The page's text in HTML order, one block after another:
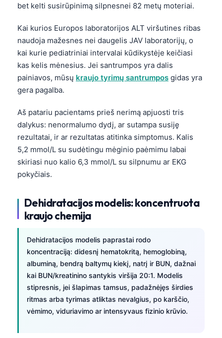
bet kelti susirūpinimą silpnesnei 82 metų moteriai.
Kai kurios Europos laboratorijos ALT viršutines ribas
naudoja mažesnes nei daugelis JAV laboratorijų, o
kai kurie pediatriniai intervalai kūdikystėje keičiasi
kas kelis mėnesius. Jei santrumpos yra dalis
painiavos, mūsų kraujo tyrimų santrumpos gidas yra
gera pagalba.
Aš patariu pacientams prieš nerimą apjuosti tris
dalykus: nenormalumo dydį, ar sutampa susiję
rezultatai, ir ar rezultatas atitinka simptomus. Kalis
5,2 mmol/L su sudėtingu mėginio paėmimu labai
skiriasi nuo kalio 6,3 mmol/L su silpnumu ar EKG
pokyčiais.
Dehidratacijos modelis: koncentruota
kraujo chemija
Dehidratacijos modelis paprastai rodo
koncentraciją: didesnį hematokritą, hemoglobiną,
albuminą, bendrą baltymų kiekį, natrį ir BUN, dažnai
kai BUN/kreatinino santykis viršija 20:1. Modelis
stipresnis, jei šlapimas tamsus, padažnėjęs širdies
ritmas arba tyrimas atliktas nevalgius, po karščio,
vėmimo, viduriavimo ar intensyvaus fizinio krūvio.